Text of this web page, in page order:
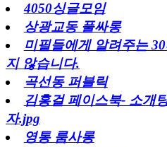
4050싱글모임
상광교동 풀싸롱
미필들에게 알려주는
지 않습니다.
곡선동 퍼블릭
김홍걸 페이스북- 소개
자.jpg
영통 룸사롱